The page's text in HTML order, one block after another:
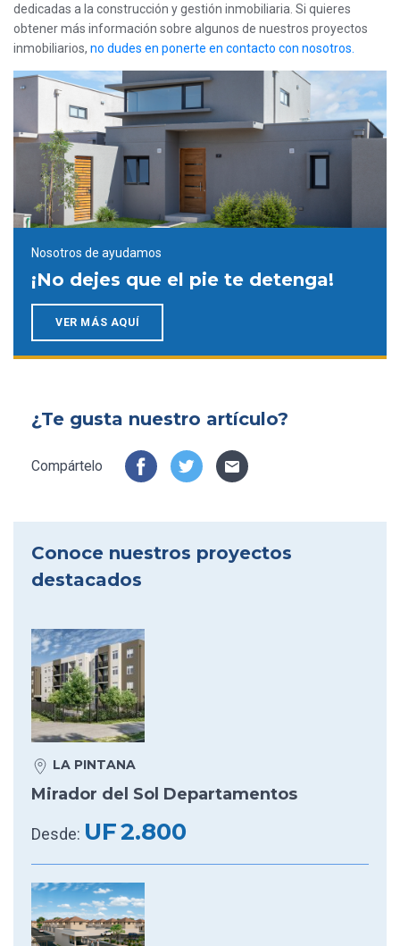
dedicadas a la construcción y gestión inmobiliaria. Si quieres
obtener más información sobre algunos de nuestros proyectos
inmobiliarios, no dudes en ponerte en contacto con nosotros.
Nosotros de ayudamos
¡No dejes que el pie te detenga!
VER MÁS AQUÍ
Conoce nuestros proyectos
destacados
LA PINTANA
Mirador del Sol Departamentos
Desde: UF2.800
¿Te gusta nuestro artículo?
Compártelo